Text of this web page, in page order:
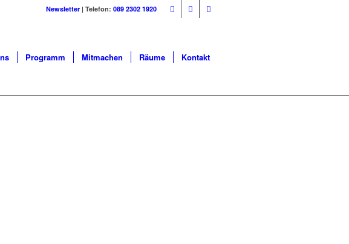
Newsletter | Telefon: 089 2302 1920
Programm Mitmachen Räume Kontakt